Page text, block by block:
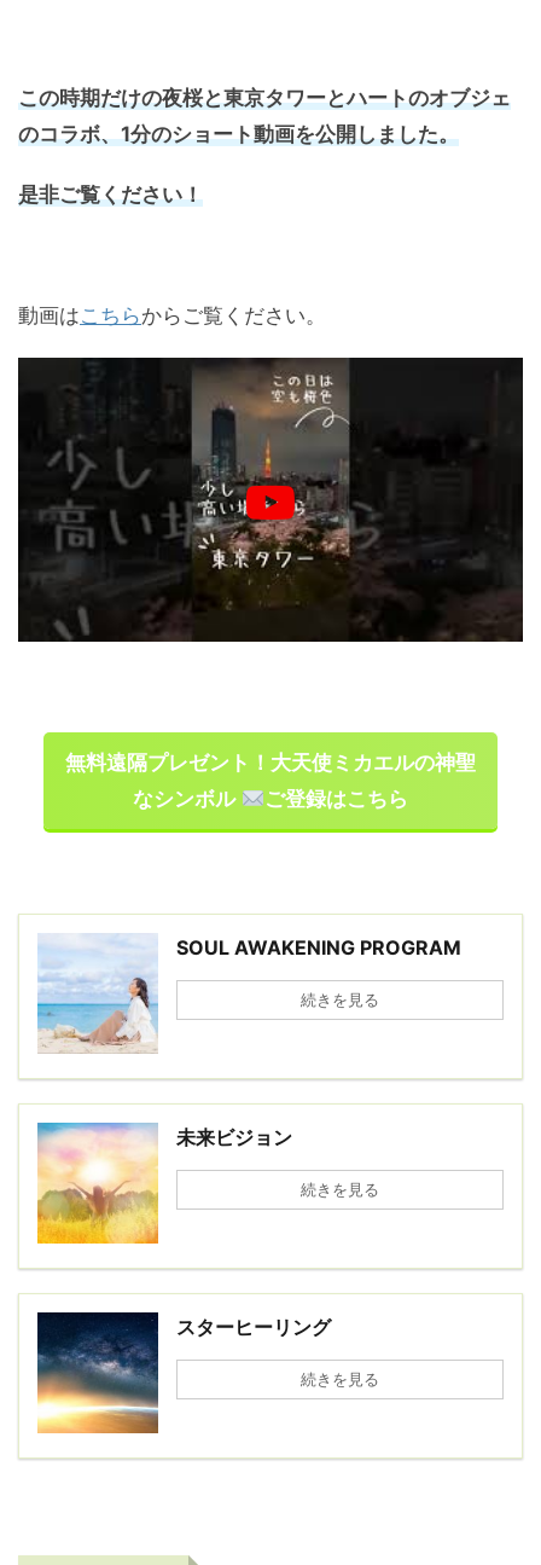
この時期だけの夜桜と東京タワーとハートのオブジェ
のコラボ、1分のショート動画を公開しました。
是非ご覧ください！
動画はこちらからご覧ください。
無料遠隔プレゼント！大天使ミカエルの神聖
なシンボル
ご登録はこちら
SOUL AWAKENING PROGRAM
続きを見る
未来ビジョン
続きを見る
スターヒーリング
続きを見る